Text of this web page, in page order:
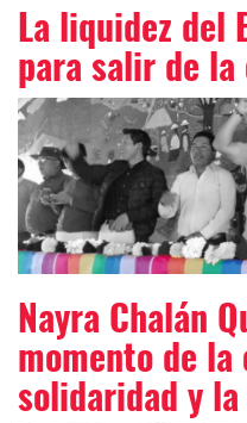
La liquidez del
para salir de
Nayra Chalán
momento de la
solidaridad y